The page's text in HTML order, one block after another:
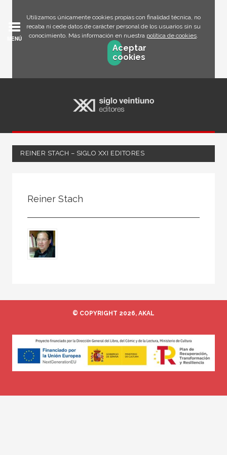
Utilizamos únicamente cookies propias con finalidad técnica, no
recaba ni cede datos de carácter personal de los usuarios sin su
conocimiento. Más información en nuestra política de cookies.
Aceptar
cookies
MENÚ
REINER STACH – SIGLO XXI EDITORES
Reiner Stach
© COPYRIGHT 2026, AKAL